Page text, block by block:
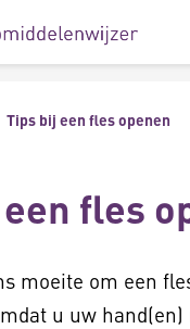
Tips bij een fles openen
fles
moeite om een
u uw